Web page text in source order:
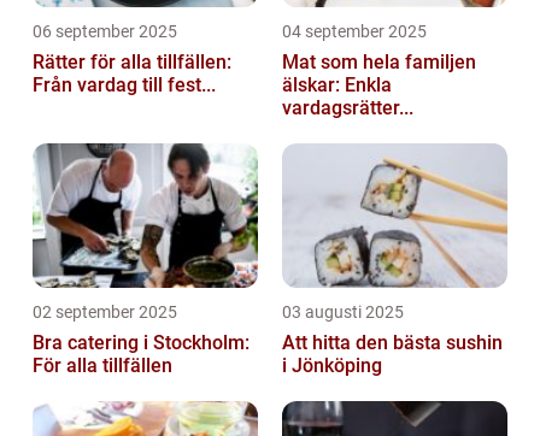
06 september 2025
Rätter för alla tillfällen:
Från vardag till fest...
04 september 2025
Mat som hela familjen
älskar: Enkla
vardagsrätter...
02 september 2025
Bra catering i Stockholm:
För alla tillfällen
03 augusti 2025
Att hitta den bästa sushin
i Jönköping